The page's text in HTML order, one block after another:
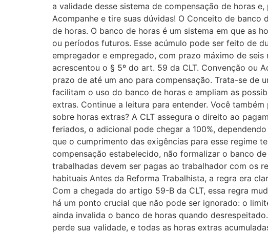
a validade desse sistema de compensação de horas
Acompanhe e tire suas dúvidas! O Conceito de
de horas. O banco de horas é um sistema em que as
ou períodos futuros. Esse acúmulo pode ser feito de
empregador e empregado, com prazo máximo de
acrescentou o § 5º do art. 59 da CLT. Convenção ou
prazo de até um ano para compensação. Trata-se de
facilitam o uso do banco de horas e ampliam as
extras. Continue a leitura para entender. Você
sobre horas extras? A CLT assegura o direito ao
feriados, o adicional pode chegar a 100%,
que o cumprimento das exigências para esse regime
compensação estabelecido, não formalizar o banco
trabalhadas devem ser pagas ao trabalhador com os
habituais Antes da Reforma Trabalhista, a regra era
Com a chegada do artigo 59-B da CLT, essa regra
há um ponto crucial que não pode ser ignorado: o
ainda invalida o banco de horas quando
perde sua validade, e todas as horas extras